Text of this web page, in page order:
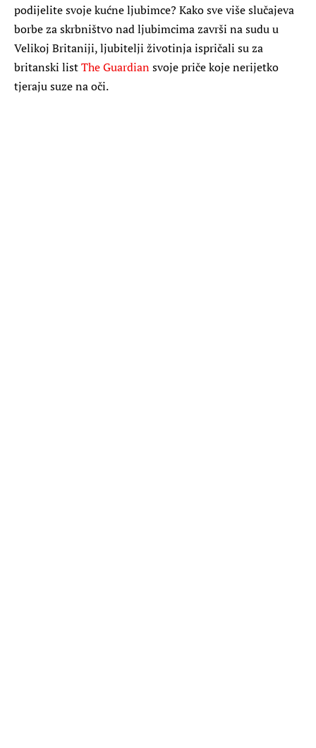
podijelite svoje kućne ljubimce? Kako sve više slučajeva
borbe za skrbništvo nad ljubimcima završi na sudu u
Velikoj Britaniji, ljubitelji životinja ispričali su za
britanski listThe Guardiansvoje priče koje nerijetko
tjeraju suze na oči.